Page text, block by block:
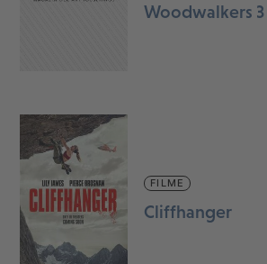
Woodwalkers 3
FILME
Cliffhanger